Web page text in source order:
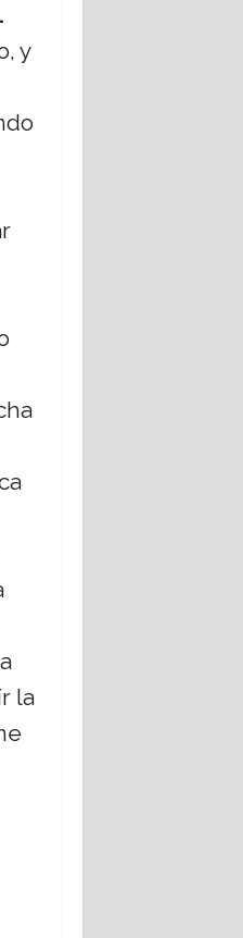
y
la